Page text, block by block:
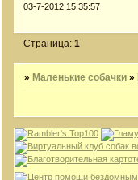
03-7-2012 15:35:57
Страница:1
» Маленькие собачки »